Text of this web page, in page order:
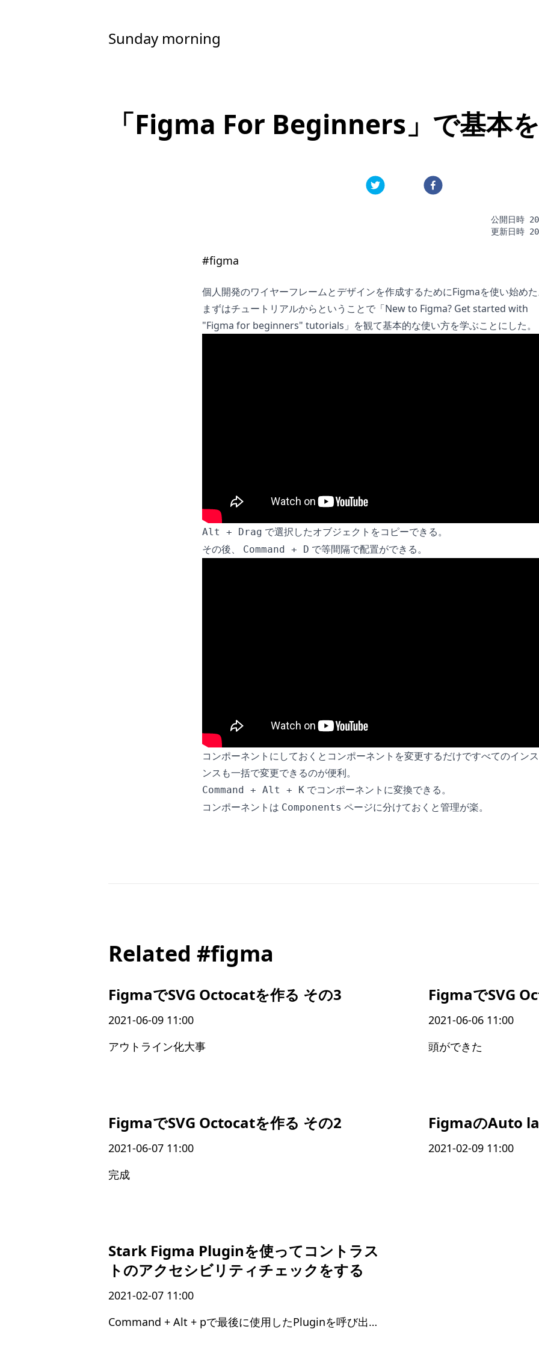
Sunday morning
「Figma For Beginners」で基本
公開日時
更新日時
#figma
個人開発のワイヤーフレームとデザインを作成するためにFigmaを使い始め
まずはチュートリアルからということで「New to Figma? Get started with
"Figma for beginners" tutorials 」を観て基本的な使い方を学ぶことにした。
Alt + Drag で選択したオブジェクトをコピーできる。
その後、
Command + D で等間隔で配置ができる。
コンポーネントにしておくとコンポーネントを変更するだけですべてのイン
ンスも一括で変更できるのが便利。
Command + Alt + K でコンポーネントに変換できる。
コンポーネントは Components ページに分けておくと管理が楽。
Related #figma
FigmaでSVG Octocatを作る その3
2021-06-09 11:00
アウトライン化大事
FigmaでSVG
2021-06-06 11:00
頭ができた
FigmaでSVG Octocatを作る その2
2021-06-07 11:00
完成
FigmaのAuto
2021-02-09 11:00
Stark Figma Pluginを使ってコントラス
トのアクセシビリティチェックをする
2021-02-07 11:00
Command + Alt + pで最後に使用したPluginを呼び出せる